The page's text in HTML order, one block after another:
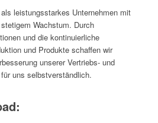
leistungsstarkes Unternehmen mit
Wachstum. Durch
und die kontinuierliche
und Produkte schaffen wir
unserer Vertriebs- und
uns selbstverständlich.